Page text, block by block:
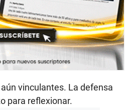
vinculantes. La defensa
para reflexionar.